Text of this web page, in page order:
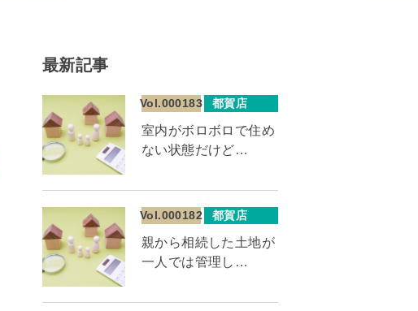
最新記事
Vol.000183 都賀店
室内がボロボロで住め
ない状態だけど…
Vol.000182 都賀店
親から相続した土地が
一人では管理し…